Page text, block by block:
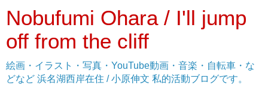
Nobufumi Ohara / I'll jump
off from the cliff
絵画・イラスト・写真・YouTube動画・音楽・自転車・な
どなど 浜名湖西岸在住 / 小原伸文 私的活動ブログです。